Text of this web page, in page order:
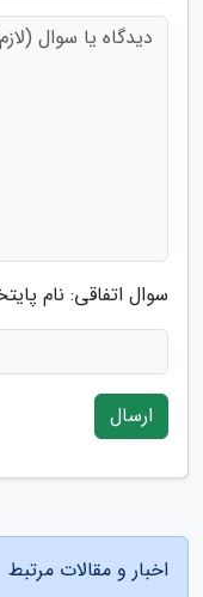
سوال اتفاقی: نام
ارسال
اخبار و مقالات مرتبط